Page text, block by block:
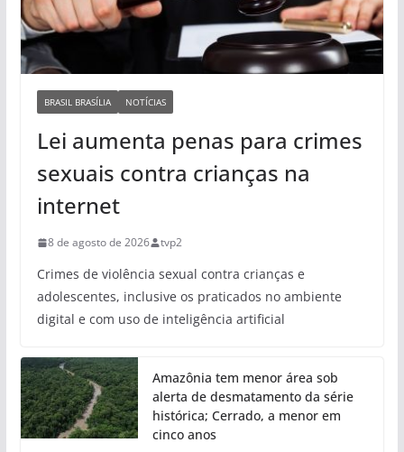
BRASIL BRASÍLIA NOTÍCIAS
Lei aumenta penas para crimes
sexuais contra crianças na
internet
8 de agosto de 2026 tvp2
Crimes de violência sexual contra crianças e
adolescentes, inclusive os praticados no ambiente
digital e com uso de inteligência artificial
Amazônia tem menor área sob
alerta de desmatamento da série
histórica; Cerrado, a menor em
cinco anos